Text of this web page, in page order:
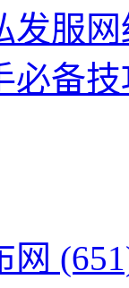
发服
必备
网